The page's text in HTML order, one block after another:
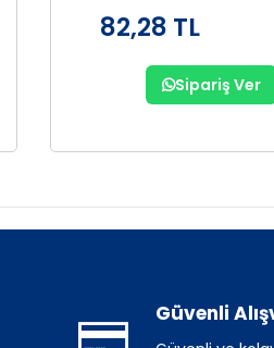
82,28 TL
Sipariş Ver
Güvenli